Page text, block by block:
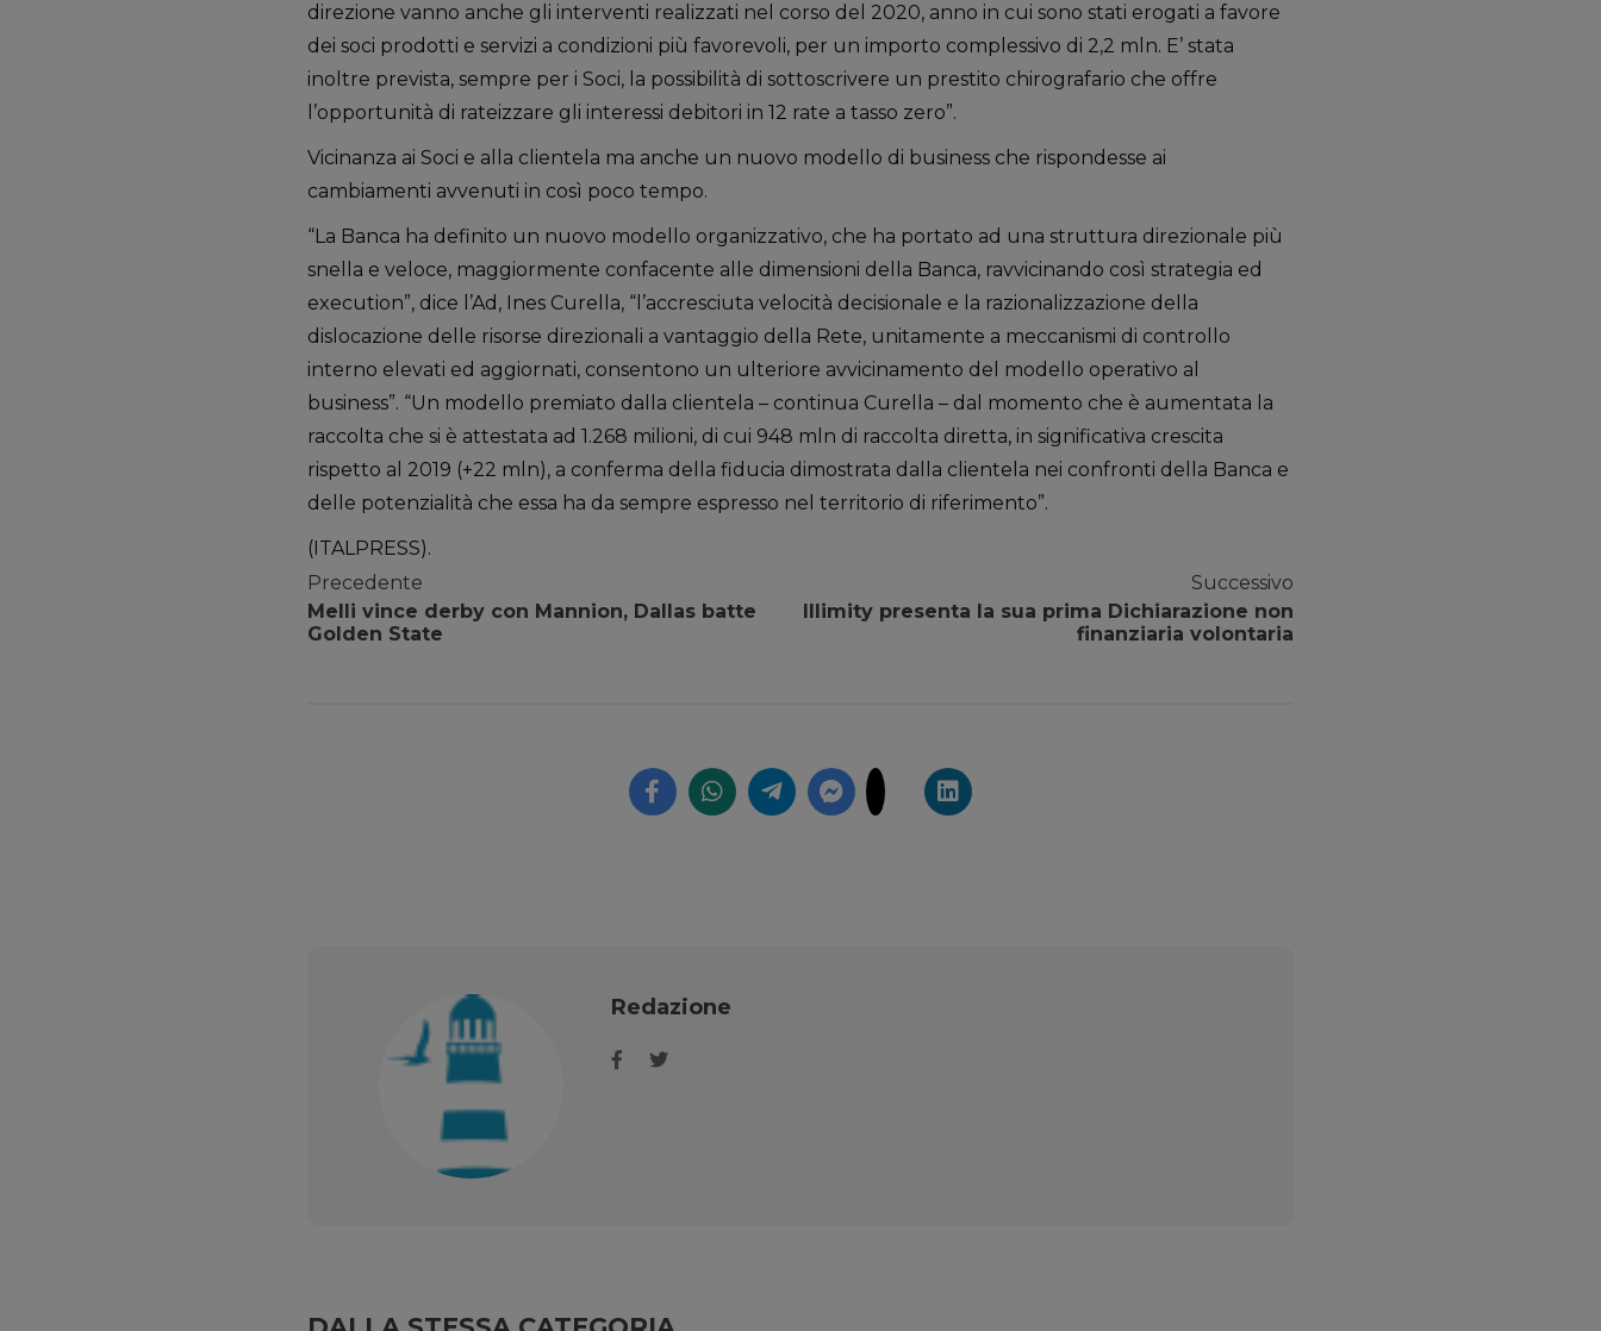
direzione vanno anche gli interventi realizzati nel corso del 2020, anno in cui sono stati erogati a favore
dei soci prodotti e servizi a condizioni più favorevoli, per un importo complessivo di 2,2 mln. E’ stata
inoltre prevista, sempre per i Soci, la possibilità di sottoscrivere un prestito chirografario che offre
l’opportunità di rateizzare gli interessi debitori in 12 rate a tasso zero”.
Vicinanza ai Soci e alla clientela ma anche un nuovo modello di business che rispondesse ai
cambiamenti avvenuti in così poco tempo.
“La Banca ha definito un nuovo modello organizzativo, che ha portato ad una struttura direzionale più
snella e veloce, maggiormente confacente alle dimensioni della Banca, ravvicinando così strategia ed
execution”, dice l’Ad, Ines Curella, “l’accresciuta velocità decisionale e la razionalizzazione della
dislocazione delle risorse direzionali a vantaggio della Rete, unitamente a meccanismi di controllo
interno elevati ed aggiornati, consentono un ulteriore avvicinamento del modello operativo al
business”. “Un modello premiato dalla clientela – continua Curella – dal momento che è aumentata la
raccolta che si è attestata ad 1.268 milioni, di cui 948 mln di raccolta diretta, in significativa crescita
rispetto al 2019 (+22 mln), a conferma della fiducia dimostrata dalla clientela nei confronti della Banca e
delle potenzialità che essa ha da sempre espresso nel territorio di riferimento”.
(ITALPRESS).
Precedente
Melli vince derby con Mannion, Dallas batte
Golden State
Successivo
Illimity presenta la sua prima Dichiarazione non
finanziaria volontaria
Redazione